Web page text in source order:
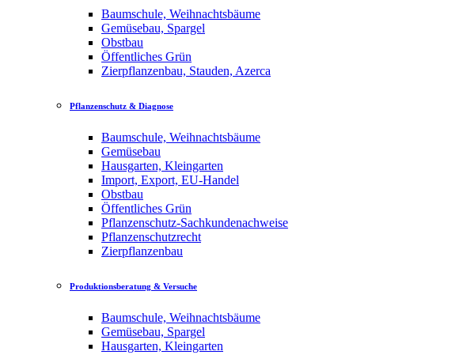
Baumschule, Weihnachtsbäume
Gemüsebau, Spargel
Obstbau
Öffentliches Grün
Zierpflanzenbau, Stauden, Azerca
Pflanzenschutz & Diagnose
Baumschule, Weihnachtsbäume
Gemüsebau
Hausgarten, Kleingarten
Import, Export, EU-Handel
Obstbau
Öffentliches Grün
Pflanzenschutz-Sachkundenachweise
Pflanzenschutzrecht
Zierpflanzenbau
Produktionsberatung & Versuche
Baumschule, Weihnachtsbäume
Gemüsebau, Spargel
Hausgarten, Kleingarten